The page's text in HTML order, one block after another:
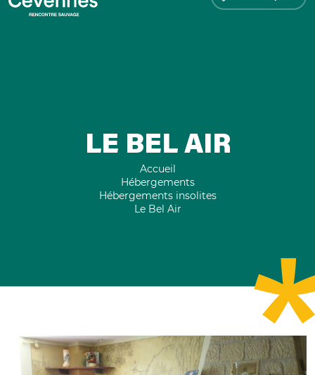
LE BEL AIR
Accueil
Hébergements
Hébergements insolites
Le Bel Air